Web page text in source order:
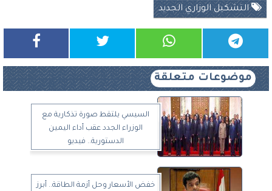
التشكيل الوزاري الجديد
موضوعات متعلقة
السيسي يلتقط صورة تذكارية مع
الوزراء الجدد عقب أداء اليمين
الدستورية.. فيديو
خفض الأسعار وحل أزمة الطاقة.. أبرز